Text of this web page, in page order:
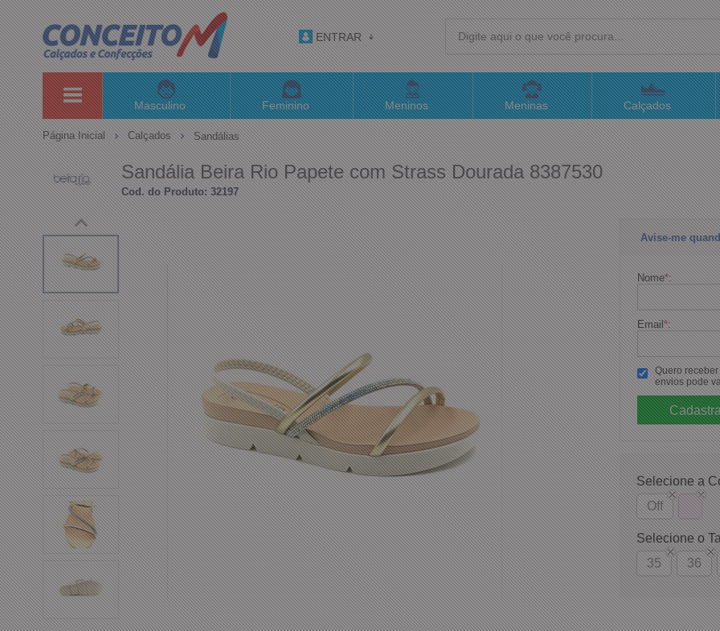
ENTRAR
Masculino Feminino Meninos Meninas Calçados
Página Inicial Calçados Sandálias
Sandália Beira Rio Papete com Strass Dourada 8387530
Cod. do Produto: 32197
Avise-me
Nome*:
Email*:
Quero
envios pode
Selecione a
Off
Selecione o
35
36